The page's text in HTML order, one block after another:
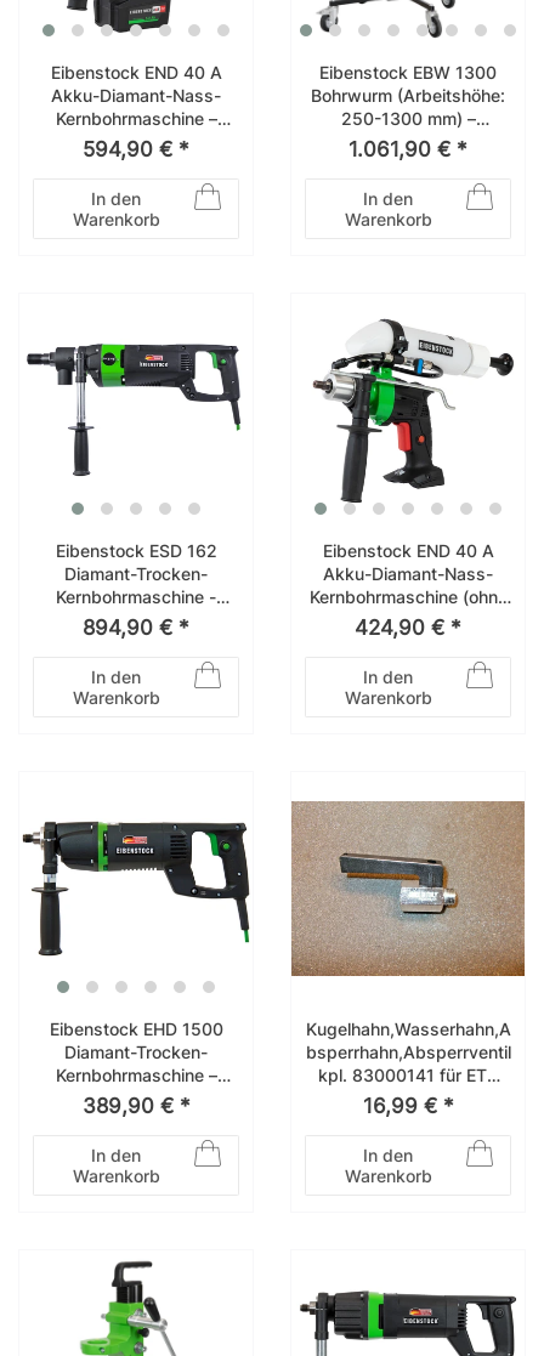
Eibenstock END 40 A
Akku-Diamant-Nass-
Kernbohrmaschine –
030A1000
594,90 € *
In den
Warenkorb
Eibenstock EBW 1300
Bohrwurm (Arbeitshöhe:
250-1300 mm) –
09655000
1.061,90 € *
In den
Warenkorb
Eibenstock ESD 162
Diamant-Trocken-
Kernbohrmaschine -
Softschlag- – 03E25000
894,90 € *
In den
Warenkorb
Eibenstock END 40 A
Akku-Diamant-Nass-
Kernbohrmaschine (ohne
Akku und
ohneLadegerät) –
030A2000
424,90 € *
In den
Warenkorb
Eibenstock EHD 1500
Diamant-Trocken-
Kernbohrmaschine –
03E11000
389,90 € *
In den
Warenkorb
Kugelhahn,Wasserhahn,A
bsperrhahn,Absperrventil
kpl. 83000141 für ETN
152/3P
16,99 € *
In den
Warenkorb